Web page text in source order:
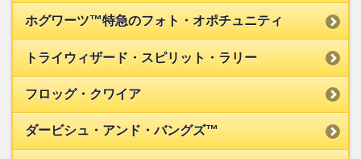
ホグワーツ™特急のフォト・オポチュニティ
トライウィザード・スピリット・ラリー
フロッグ・クワイア
ダービシュ・アンド・バングズ™